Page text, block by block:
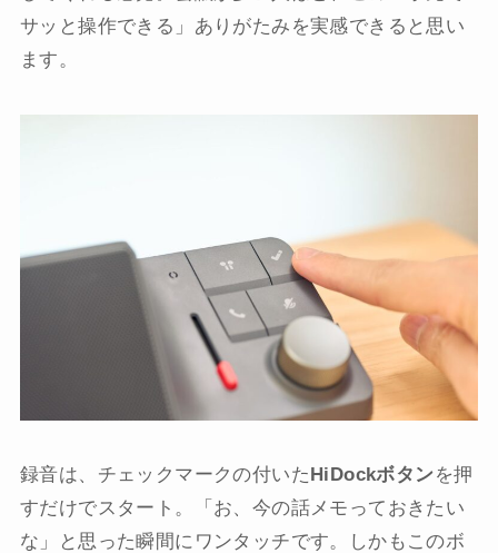
サッと操作できる」ありがたみを実感できると思い
ます。
録音は、チェックマークの付いたHiDockボタンを押
すだけでスタート。「お、今の話メモっておきたい
な」と思った瞬間にワンタッチです。しかもこのボ